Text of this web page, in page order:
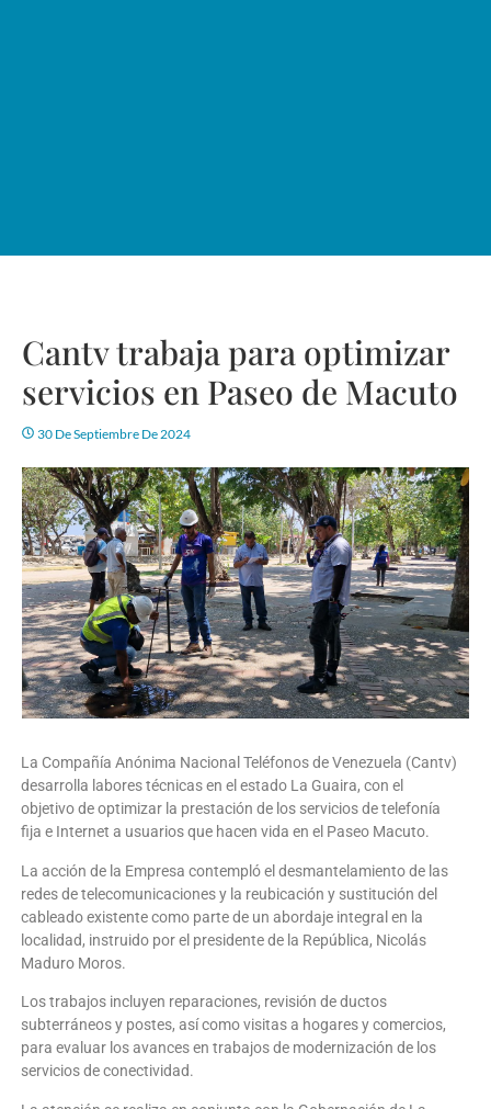
Cantv trabaja para optimizar
servicios en Paseo de Macuto
30 De Septiembre De 2024
La Compañía Anónima Nacional Teléfonos de Venezuela (Cantv)
desarrolla labores técnicas en el estado La Guaira, con el
objetivo de optimizar la prestación de los servicios de telefonía
fija e Internet a usuarios que hacen vida en el Paseo Macuto.
La acción de la Empresa contempló el desmantelamiento de las
redes de telecomunicaciones y la reubicación y sustitución del
cableado existente como parte de un abordaje integral en la
localidad, instruido por el presidente de la República, Nicolás
Maduro Moros.
Los trabajos incluyen reparaciones, revisión de ductos
subterráneos y postes, así como visitas a hogares y comercios,
para evaluar los avances en trabajos de modernización de los
servicios de conectividad.